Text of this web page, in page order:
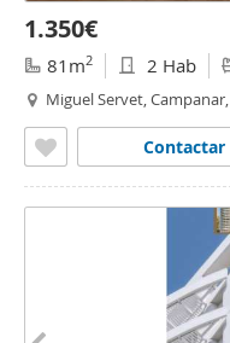
1.350€
81m2 2 Hab
Miguel Servet, Campanar,
Contactar